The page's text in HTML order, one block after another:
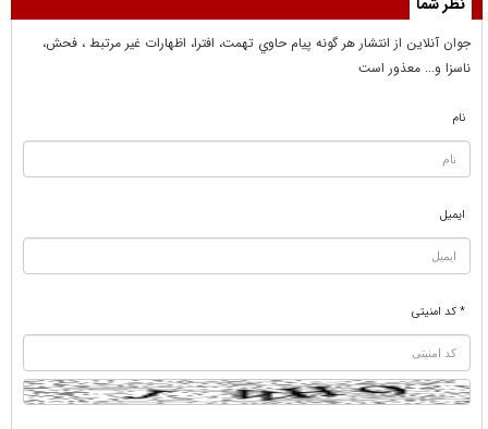
جوان آنلاين از انتشار هر گونه پيام حاوي تهمت، افترا، اظهارات غير مرتبط ، فحش،
ناسزا و... معذور است
نام
ایمیل
* کد امنیتی